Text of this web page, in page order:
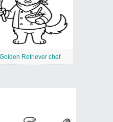
Golden Retriever chef